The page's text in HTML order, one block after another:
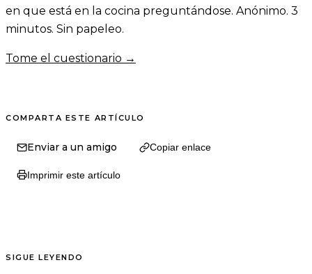
en que está en la cocina preguntándose. Anónimo. 3
minutos. Sin papeleo.
Tome el cuestionario →
COMPARTA ESTE ARTÍCULO
Enviar a un amigo Copiar enlace
Imprimir este artículo
SIGUE LEYENDO